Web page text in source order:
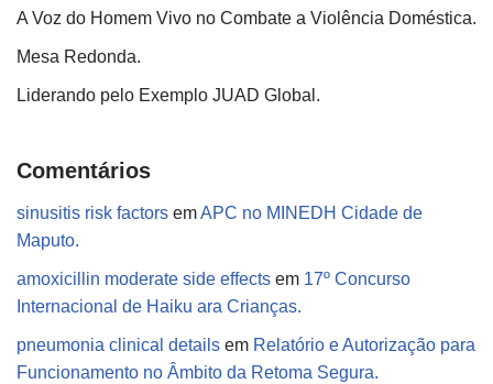
A Voz do Homem Vivo no Combate a Violência Doméstica.
Mesa Redonda.
Liderando pelo Exemplo JUAD Global.
Comentários
sinusitis risk factors emAPC no MINEDH Cidade de
Maputo.
amoxicillin moderate side effects em 17º Concurso
Internacional de Haiku ara Crianças.
pneumonia clinical details em Relatório e Autorização para
Funcionamento no Âmbito da Retoma Segura.